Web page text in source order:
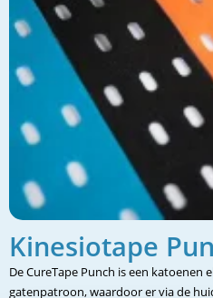
Kinesiotape
De CureTape Punch is een katoenen
gatenpatroon, waardoor er via de